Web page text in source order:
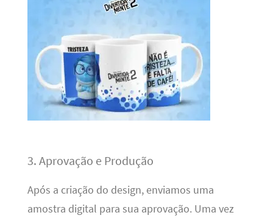
3. Aprovação e Produção
Após a criação do design, enviamos uma
amostra digital para sua aprovação. Uma vez